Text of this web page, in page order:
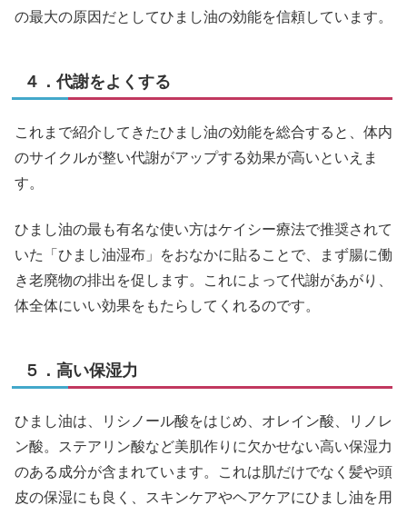
の最大の原因だとしてひまし油の効能を信頼しています。
４．代謝をよくする
これまで紹介してきたひまし油の効能を総合すると、体内
のサイクルが整い代謝がアップする効果が高いといえま
す。
ひまし油の最も有名な使い方はケイシー療法で推奨されて
いた「ひまし油湿布」をおなかに貼ることで、まず腸に働
き老廃物の排出を促します。これによって代謝があがり、
体全体にいい効果をもたらしてくれるのです。
５．高い保湿力
ひまし油は、リシノール酸をはじめ、オレイン酸、リノレ
ン酸。ステアリン酸など美肌作りに欠かせない高い保湿力
のある成分が含まれています。これは肌だけでなく髪や頭
皮の保湿にも良く、スキンケアやヘアケアにひまし油を用